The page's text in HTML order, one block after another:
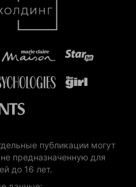
публикации могут
предназначенную для
до 16 лет.